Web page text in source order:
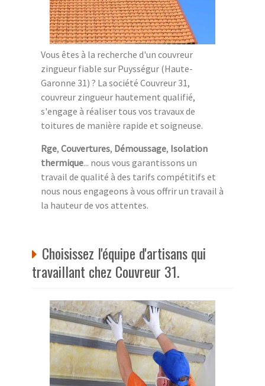
Vous êtes à la recherche d'un couvreur
zingueur fiable sur Puysségur (Haute-
Garonne 31) ? La société Couvreur 31,
couvreur zingueur hautement qualifié,
s'engage à réaliser tous vos travaux de
toitures de manière rapide et soigneuse.
Rge, Couvertures, Démoussage, Isolation
thermique... nous vous garantissons un
travail de qualité à des tarifs compétitifs et
nous nous engageons à vous offrir un travail à
la hauteur de vos attentes.
Choisissez l'équipe d'artisans qui
travaillant chez Couvreur 31.